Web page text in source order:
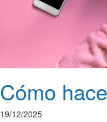
Cómo
19/12/2025